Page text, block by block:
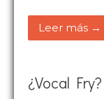
Leer más →
¿Vocal Fry?